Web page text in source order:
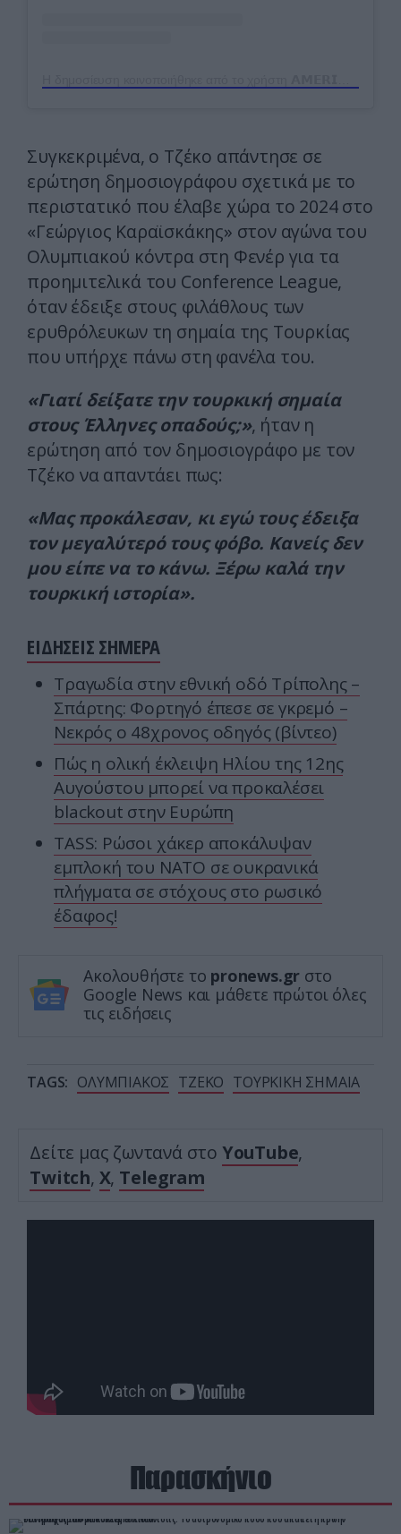
Συγκεκριμένα, ο Τζέκο απάντησε σε
ερώτηση δημοσιογράφου σχετικά με το
περιστατικό που έλαβε χώρα το 2024 στο
«Γεώργιος Καραϊσκάκης» στον αγώνα του
Ολυμπιακού κόντρα στη Φενέρ για τα
προημιτελικά του Conference League,
όταν έδειξε στους φιλάθλους των
ερυθρόλευκων τη σημαία της Τουρκίας
που υπήρχε πάνω στη φανέλα του.
«Γιατί δείξατε την τουρκική σημαία
στους Έλληνες οπαδούς;», ήταν η
ερώτηση από τον δημοσιογράφο με τον
Τζέκο να απαντάει πως:
«Μας προκάλεσαν, κι εγώ τους έδειξα
τον μεγαλύτερό τους φόβο. Κανείς δεν
μου είπε να το κάνω. Ξέρω καλά την
τουρκική ιστορία».
ΕΙΔΗΣΕΙΣ ΣΗΜΕΡΑ
Τραγωδία στην εθνική οδό Τρίπολης –
Σπάρτης: Φορτηγό έπεσε σε γκρεμό –
Νεκρός ο 48χρονος οδηγός (βίντεο)
Πώς η ολική έκλειψη Ηλίου της 12ης
Αυγούστου μπορεί να προκαλέσει
blackout στην Ευρώπη
TASS: Ρώσοι χάκερ αποκάλυψαν
εμπλοκή του ΝΑΤΟ σε ουκρανικά
πλήγματα σε στόχους στο ρωσικό
έδαφος!
Ακολουθήστε το pronews.gr στο
Google News και μάθετε πρώτοι όλες
τις ειδήσεις
TAGS: ΟΛΥΜΠΙΑΚΟΣ ΤΖΕΚΟ ΤΟΥΡΚΙΚΗ ΣΗΜΑΙΑ
Δείτε μας ζωντανά στο YouTube,
Twitch, X, Telegram
Παρασκήνιο